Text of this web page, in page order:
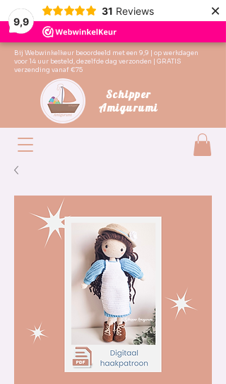
9,9
31 Reviews ×
Bij Webwinkelkeur beoordeeld met een 9,9 | op werkdagen
voor 14 uur besteld, dezelfde dag verzonden | GRATIS
verzending vanaf €75
Schipper
Amigurumi